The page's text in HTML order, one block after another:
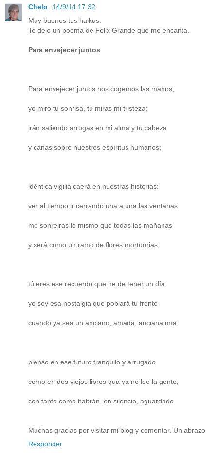
Chelo
14/9/14 17:32
Muy buenos tus haikus.
Te dejo un poema de Felix Grande que me encanta.
Para envejecer juntos
Para envejecer juntos nos cogemos las manos,
yo miro tu sonrisa, tú miras mi tristeza;
irán saliendo arrugas en mi alma y tu cabeza
y canas sobre nuestros espíritus humanos;
idéntica vigilia caerá en nuestras historias:
ver al tiempo ir cerrando una a una las ventanas,
me sonreirás lo mismo que todas las mañanas
y será como un ramo de flores mortuorias;
tú eres ese recuerdo que he de tener un día,
yo soy esa nostalgia que poblará tu frente
cuando ya sea un anciano, amada, anciana mía;
pienso en ese futuro tranquilo y arrugado
como en dos viejos libros qua ya no lee la gente,
con tanto como habrán, en silencio, aguardado.
Muchas gracias por visitar mi blog y comentar. Un abrazo
Responder